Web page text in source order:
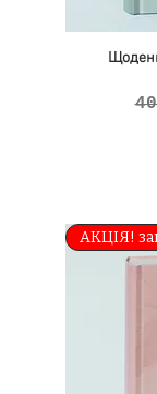
АКЦІЯ!